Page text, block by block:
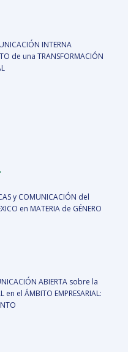
INTERNA
de una TRANSFORMACIÓN
y COMUNICACIÓN del
en MATERIA de GÉNERO
ABIERTA sobre la
en el ÁMBITO EMPRESARIAL: